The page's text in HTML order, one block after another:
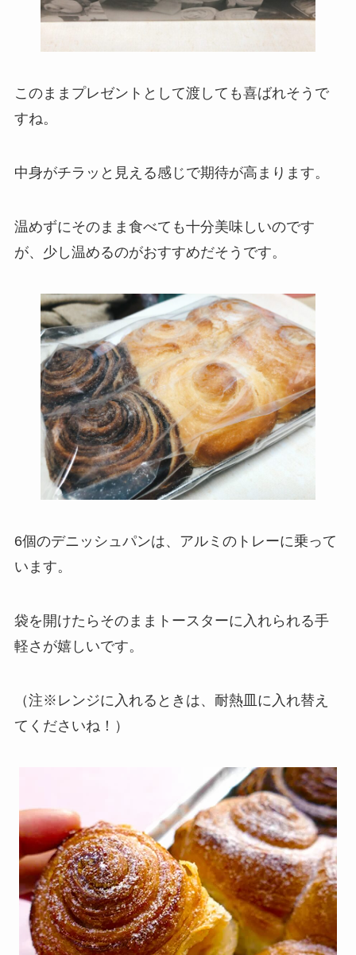
このままプレゼントとして渡しても喜ばれそうで
すね。
中身がチラッと見える感じで期待が高まります。
温めずにそのまま食べても十分美味しいのです
が、少し温めるのがおすすめだそうです。
6個のデニッシュパンは、アルミのトレーに乗って
います。
袋を開けたらそのままトースターに入れられる手
軽さが嬉しいです。
（注※レンジに入れるときは、耐熱皿に入れ替え
てくださいね！）